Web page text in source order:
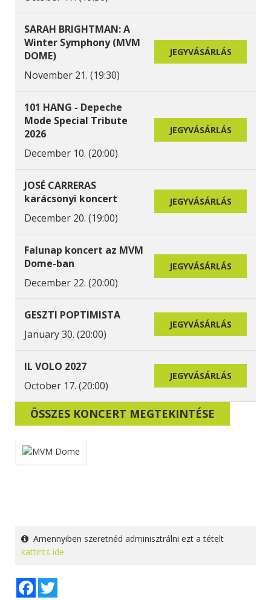
SARAH BRIGHTMAN: A
Winter Symphony (MVM
DOME)
November 21. (19:30)
JEGYVÁSÁRLÁS
101 HANG - Depeche
Mode Special Tribute
2026
December 10. (20:00)
JEGYVÁSÁRLÁS
JOSÉ CARRERAS
karácsonyi koncert
December 20. (19:00)
JEGYVÁSÁRLÁS
Falunap koncert az MVM
Dome-ban
December 22. (20:00)
JEGYVÁSÁRLÁS
GESZTI POPTIMISTA
January 30. (20:00)
JEGYVÁSÁRLÁS
IL VOLO 2027
October 17. (20:00)
JEGYVÁSÁRLÁS
ÖSSZES KONCERT MEGTEKINTÉSE
Amennyiben szeretnéd adminisztrálni ezt a tételt
kattints ide.
Facebook